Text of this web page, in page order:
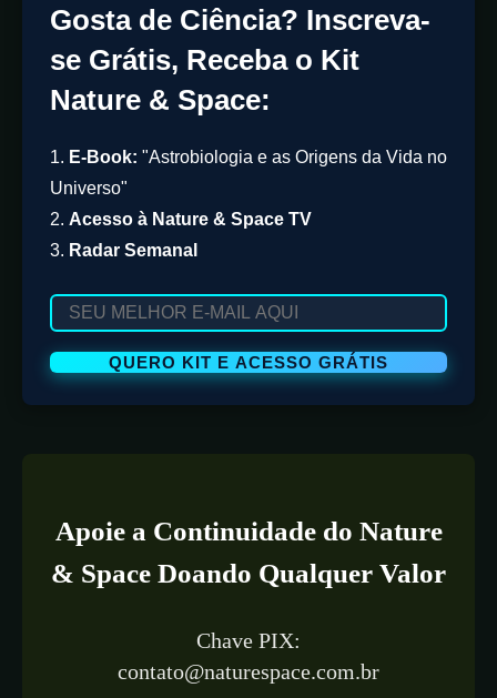
Gosta de Ciência? Inscreva-
se Grátis, Receba o Kit
Nature & Space:
1. E-Book: "Astrobiologia e as Origens da Vida no
Universo"
2. Acesso à Nature & Space TV
3. Radar Semanal
Apoie a Continuidade do Nature
& Space Doando Qualquer Valor
Chave PIX:
contato@naturespace.com.br